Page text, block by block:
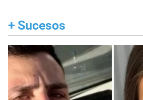
+ Sucesos